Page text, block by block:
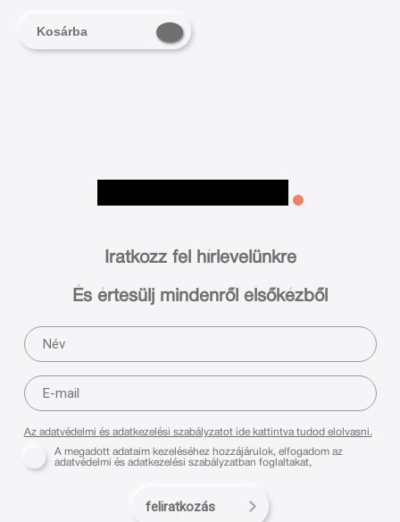
Kosárba
Iratkozz fel hírlevelünkre
És értesülj mindenről elsőkézből
Az adatvédelmi és adatkezelési szabályzatot ide kattintva tudod elolvasni.
A megadott adataim kezeléséhez hozzájárulok, elfogadom az
adatvédelmi és adatkezelési szabályzatban foglaltakat,
feliratkozás